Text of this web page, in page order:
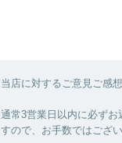
当店に対するご意見ご感
通常3営業日以内に必ず
すので、お手数ではござ